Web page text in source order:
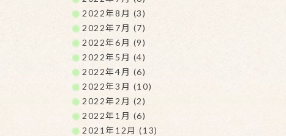
2022年8月 (3)
2022年7月 (7)
2022年6月 (9)
2022年5月 (4)
2022年4月 (6)
2022年3月 (10)
2022年2月 (2)
2022年1月 (6)
2021年12月 (13)